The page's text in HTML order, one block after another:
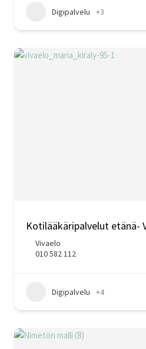
Digipalvelu +3
Kotilääkäripalvelut etänä-
Vivaelo
010 582 112
Digipalvelu +4